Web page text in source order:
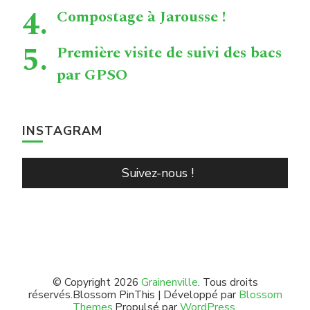
Compostage à Jarousse !
Première visite de suivi des bacs
par GPSO
INSTAGRAM
Suivez-nous !
© Copyright 2026 Grainenville. Tous droits
réservés.Blossom PinThis | Développé par Blossom
Themes .Propulsé parWordPress